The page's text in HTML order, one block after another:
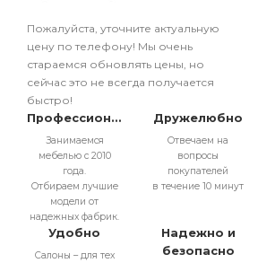
Пожалуйста, уточните актуальную
цену по телефону! Мы очень
стараемся обновлять цены, но
сейчас это не всегда получается
быстро!
Профессионально
Занимаемся
мебелью с 2010
года.
Отбираем лучшие
модели от
надежных фабрик.
Дружелюбно
Отвечаем на
вопросы
покупателей
в течение 10 минут
Удобно
Салоны – для тех
Надежно и
безопасно